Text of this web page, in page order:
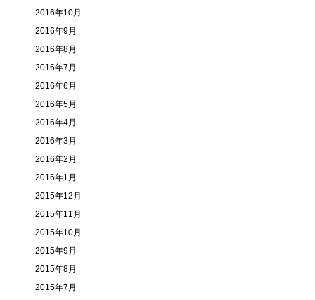
2016年10月
2016年9月
2016年8月
2016年7月
2016年6月
2016年5月
2016年4月
2016年3月
2016年2月
2016年1月
2015年12月
2015年11月
2015年10月
2015年9月
2015年8月
2015年7月